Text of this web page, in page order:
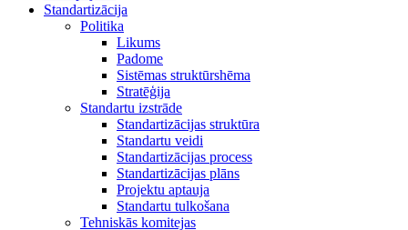
Standartizācija
Politika
Likums
Padome
Sistēmas struktūrshēma
Stratēģija
Standartu izstrāde
Standartizācijas struktūra
Standartu veidi
Standartizācijas process
Standartizācijas plāns
Projektu aptauja
Standartu tulkošana
Tehniskās komitejas